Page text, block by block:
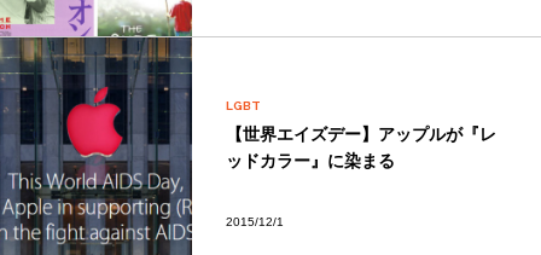
LGBT
【世界エイズデー】アップルが『レ
ッドカラー』に染まる
2015/12/1